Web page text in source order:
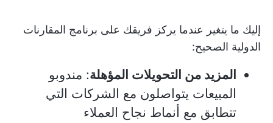
إليك ما يتغير عندما يركز فريقك على برنامج المقارنات
الدولية الصحيح:
المزيد من التحويلات المؤهلة: مندوبو
المبيعات يتواصلون مع الشركات التي
تتطابق مع أنماط نجاح العملاء